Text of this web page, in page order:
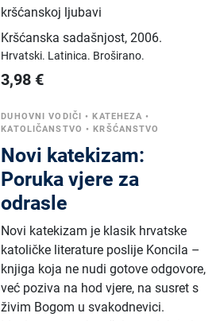
kršćanskoj ljubavi
Kršćanska sadašnjost,2006.
Hrvatski. Latinica. Broširano.
3,98 €
DUHOVNI VODIČI •KATEHEZA •
KATOLIČANSTVO •KRŠĆANSTVO
Novi katekizam:
Poruka vjere za
odrasle
Novi katekizam je klasik hrvatske
katoličke literature poslije Koncila –
knjiga koja ne nudi gotove odgovore,
već poziva na hod vjere, na susret s
živim Bogom u svakodnevici.